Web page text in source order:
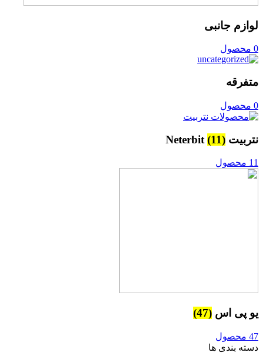
لوازم جانبی
0 محصول
متفرقه
0 محصول
نتربیت Neterbit (11)
11 محصول
یو پی اس (47)
47 محصول
دسته بندی ها